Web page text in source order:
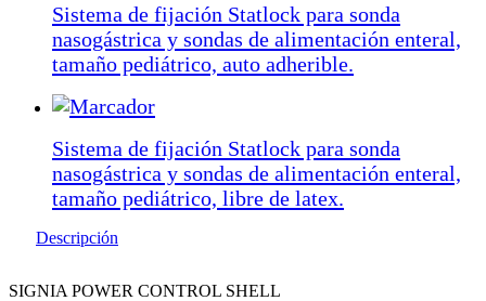
Sistema de fijación Statlock para sonda
nasogástrica y sondas de alimentación enteral,
tamaño pediátrico, auto adherible.
Sistema de fijación Statlock para sonda
nasogástrica y sondas de alimentación enteral,
tamaño pediátrico, libre de latex.
Descripción
SIGNIA POWER CONTROL SHELL